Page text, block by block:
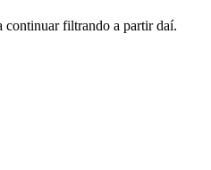
continuar filtrando a partir daí.